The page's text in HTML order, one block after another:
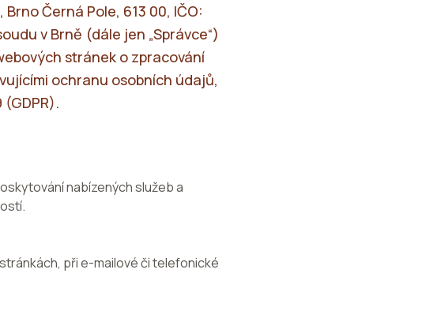
Černá Pole, 613 00, IČO:
v Brně (dále jen „Správce“)
stránek o zpracování
ochranu osobních údajů,
nabízených služeb a
při e-mailové či telefonické